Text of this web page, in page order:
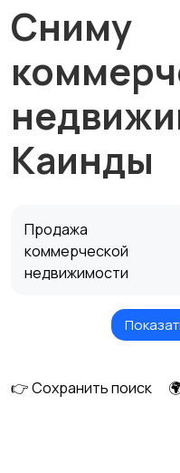
Сниму
Каинды
Продажа
коммерческой
недвижимости
Сниму коммерческую
👉 Сохранить поиск